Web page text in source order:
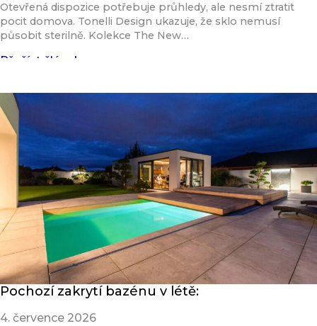
Otevřená dispozice potřebuje průhledy, ale nesmí ztratit
pocit domova. Tonelli Design ukazuje, že sklo nemusí
působit sterilně. Kolekce The New…
Přečíst článek
Pochozí zakrytí bazénu v létě:
4. července 2026